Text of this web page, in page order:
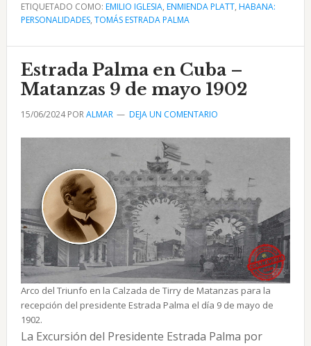
Ley
Platt
y
Estrada
Palma
por
Emilio
Iglesia
1902
ETIQUETADO COMO: EMILIO IGLESIA, ENMIENDA PLATT, HABANA:
PERSONALIDADES, TOMÁS ESTRADA PALMA
Estrada Palma en Cuba –
Matanzas 9 de mayo 1902
15/06/2024PORALMAR DEJA UN COMENTARIO
Arco del Triunfo en la Calzada de Tirry de Matanzas para la
recepción del presidente Estrada Palma el día 9 de mayo de
1902.
La Excursión del Presidente Estrada Palma por